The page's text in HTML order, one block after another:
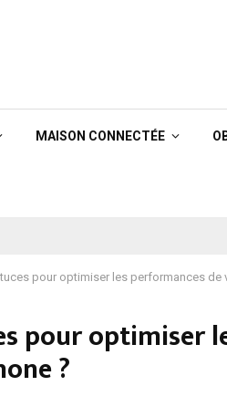
MAISON CONNECTÉE
pour optimiser les performances de
pour optimiser
?